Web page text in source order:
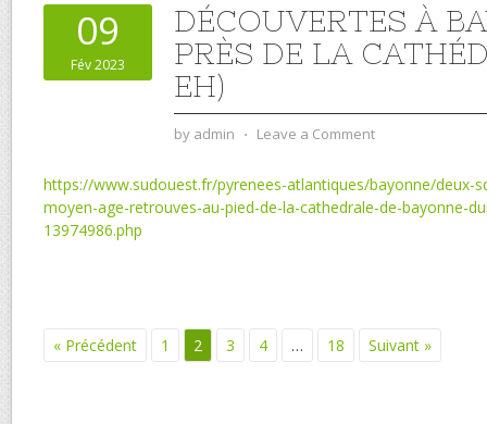
09
Fév 2023
DÉCOUVERTES À
PRÈS DE LA
EH)
by admin ⋅ Leave a Comment
https://www.sudouest.fr/pyrenees-atlantiques/bayonne/deux-
moyen-age-retrouves-au-pied-de-la-cathedrale-de-bayonne-
13974986.php
« Précédent 1 2 3 4 … 18 Suivant »